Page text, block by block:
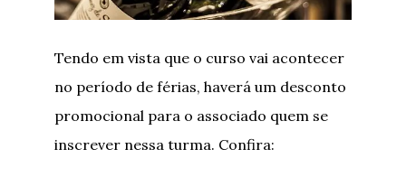
Tendo em vista que o curso vai acontecer
no período de férias, haverá um desconto
promocional para o associado quem se
inscrever nessa turma. Confira: